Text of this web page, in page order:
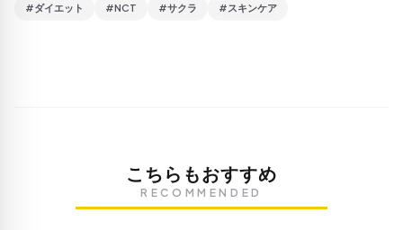
#ダイエット #NCT #サクラ #スキンケア
こちらもおすすめ
RECOMMENDED